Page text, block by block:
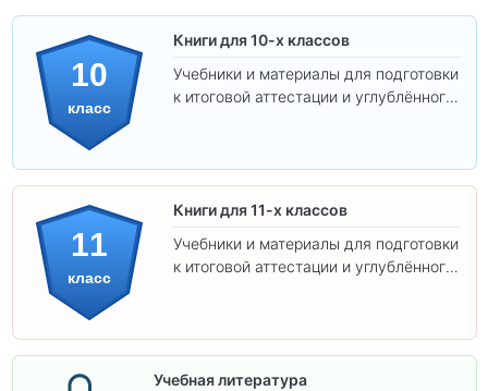
10
класс
Книги для 10-х классов
Учебники и материалы для подготовки
к итоговой аттестации и углублённого
11
класс
Книги для 11-х классов
Учебники и материалы для подготовки
к итоговой аттестации и углублённого
Учебная литература